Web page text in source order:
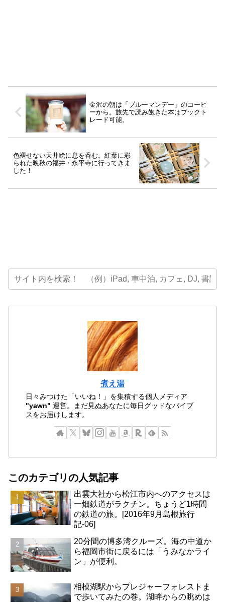
金沢の朝は「ブルーマンデー」のコーヒ
ーから。旅先で読み飽きた本はブックト
レード可能。
色褪せない天井絵に息を呑む。紅葉に彩
られた晩秋の福井・永平寺に行ってきま
した！
煮え湯
日々みつけた「いいね！」を集積する個人メディア
"yawn" 運営。まだ見ぬあなたに毎日グッドなバイブ
スをお届けします。
このカテゴリの人気記事
出雲大社から松江市内へのアクセスは
一畑鉄道がラクチン。ちょうど1時間
の鉄道の旅。[2016年9月島根旅行
記-06]
20分間の博多湾クルーズ。海の中道か
ら福岡市街に戻るには「うみなかライ
ン」が便利。
相模湖駅からプレジャーフォレストま
で歩いてみたの巻。湖畔からの眺めは